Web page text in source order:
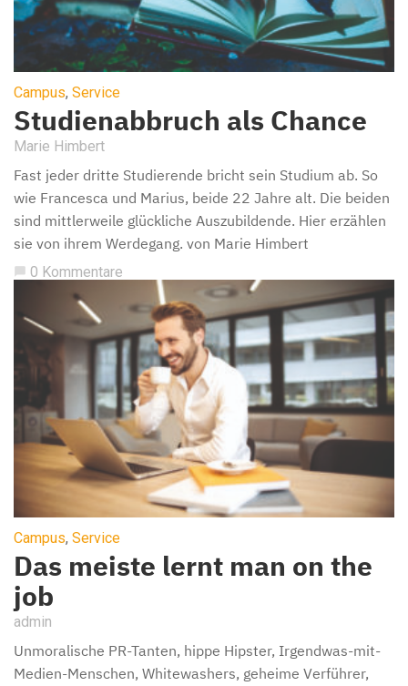
Campus, Service
Studienabbruch als Chance
Marie Himbert
Fast jeder dritte Studierende bricht sein Studium ab. So
wie Francesca und Marius, beide 22 Jahre alt. Die beiden
sind mittlerweile glückliche Auszubildende. Hier erzählen
sie von ihrem Werdegang. von Marie Himbert
chat_bubble 0 Kommentare
Campus, Service
Das meiste lernt man on the
job
admin
Unmoralische PR-Tanten, hippe Hipster, Irgendwas-mit-
Medien-Menschen, Whitewashers, geheime Verführer,